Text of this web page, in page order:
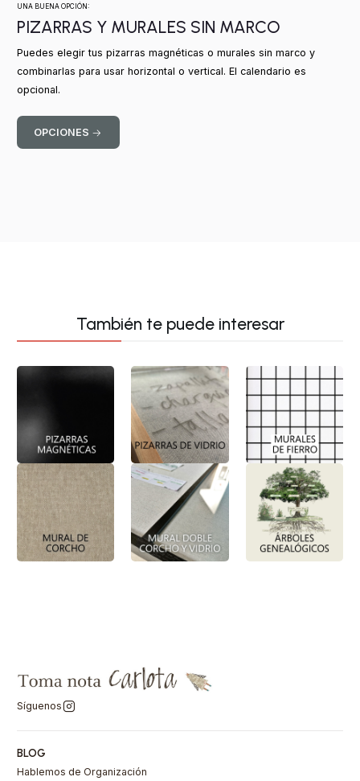
UNA BUENA OPCIÓN:
PIZARRAS Y MURALES SIN MARCO
Puedes elegir tus pizarras magnéticas o murales sin marco y
combinarlas para usar horizontal o vertical. El calendario es
opcional.
OPCIONES
También te puede interesar
Síguenos
BLOG
Hablemos de Organización